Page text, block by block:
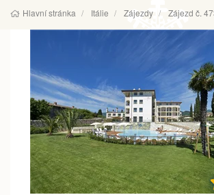
Hlavní stránka Itálie Zájezdy Zájezd č.